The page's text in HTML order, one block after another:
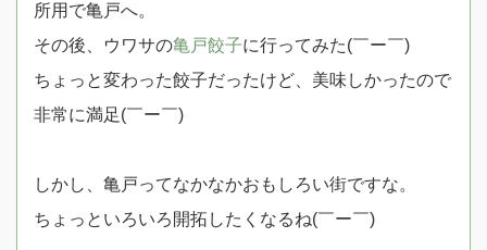
所用で亀戸へ。
その後、ウワサの亀戸餃子に行ってみた(￣ー￣)
ちょっと変わった餃子だったけど、美味しかったので
非常に満足(￣ー￣)
しかし、亀戸ってなかなかおもしろい街ですな。
ちょっといろいろ開拓したくなるね(￣ー￣)